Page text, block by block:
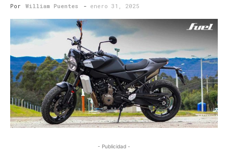
Por William Puentes - enero 31, 2025
- Publicidad -